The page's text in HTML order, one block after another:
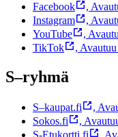
Facebook
,
Instagram
,
YouTube
,
TikTok
,
S–ryhmä
S–kaupat.fi ,
Sokos.fi
,